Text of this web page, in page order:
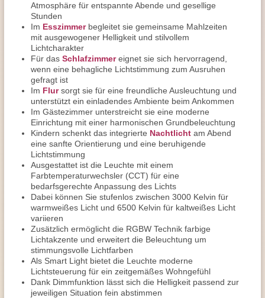
Atmosphäre für entspannte Abende und gesellige
Stunden
Im Esszimmerbegleitet sie gemeinsame Mahlzeiten
mit ausgewogener Helligkeit und stilvollem
Lichtcharakter
Für das Schlafzimmereignet sie sich hervorragend,
wenn eine behagliche Lichtstimmung zum Ausruhen
gefragt ist
Im Flursorgt sie für eine freundliche Ausleuchtung und
unterstützt ein einladendes Ambiente beim Ankommen
Im Gästezimmer unterstreicht sie eine moderne
Einrichtung mit einer harmonischen Grundbeleuchtung
Kindern schenkt das integrierte Nachtlicht am Abend
eine sanfte Orientierung und eine beruhigende
Lichtstimmung
Ausgestattet ist die Leuchte mit einem
Farbtemperaturwechsler (CCT) für eine
bedarfsgerechte Anpassung des Lichts
Dabei können Sie stufenlos zwischen 3000 Kelvin für
warmweißes Licht und 6500 Kelvin für kaltweißes Licht
variieren
Zusätzlich ermöglicht die RGBW Technik farbige
Lichtakzente und erweitert die Beleuchtung um
stimmungsvolle Lichtfarben
Als Smart Light bietet die Leuchte moderne
Lichtsteuerung für ein zeitgemäßes Wohngefühl
Dank Dimmfunktion lässt sich die Helligkeit passend zur
jeweiligen Situation fein abstimmen